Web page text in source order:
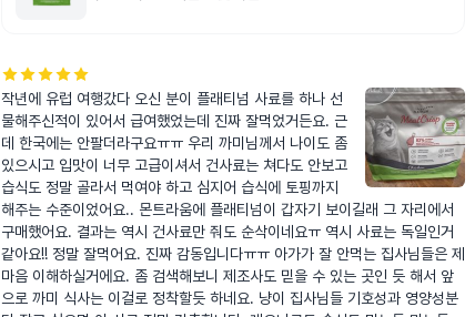
작년에 유럽 여행갔다 오신 분이 플래티넘 사료를 하나 선
물해주신적이 있어서 급여했었는데 진짜 잘먹었거든요. 근
데 한국에는 안팔더라구요ㅠㅠ 우리 까미님께서 나이도 좀
있으시고 입맛이 너무 고급이셔서 건사료는 쳐다도 안보고
습식도 정말 골라서 먹여야 하고 심지어 습식에 토핑까지
해주는 수준이었어요.. 몬트라움에 플래티넘이 갑자기 보이길래 그 자리에서
구매했어요. 결과는 역시 건사료만 줘도 순삭이네요ㅠ 역시 사료는 독일인거
같아요!! 정말 잘먹어요. 진짜 감동입니다ㅠㅠ 아가가 잘 안먹는 집사님들은 제
마음 이해하실거에요. 좀 검색해보니 제조사도 믿을 수 있는 곳인 듯 해서 앞
으로 까미 식사는 이걸로 정착할듯 하네요. 냥이 집사님들 기호성과 영양성분